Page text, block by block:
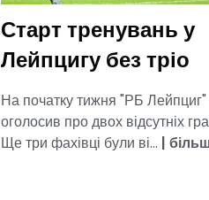
Старт тренувань у
Лейпцигу без тріо
На початку тижня "РБ Лейпциг"
оголосив про двох відсутніх
Ще три фахівці були ві... |